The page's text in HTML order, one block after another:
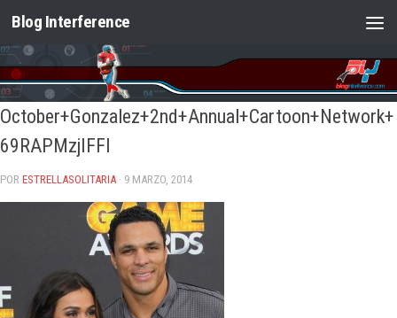
Saltar al contenido
Blog Interference
October+Gonzalez+2nd+Annual+Cartoon+Network+
69RAPMzjIFFl
POR ESTRELLASOLITARIA · 9 MARZO, 2014